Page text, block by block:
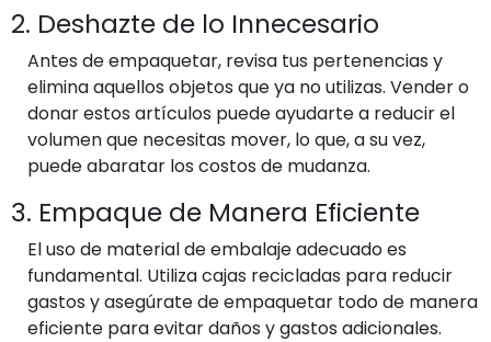
2. Deshazte de lo Innecesario
Antes de empaquetar, revisa tus pertenencias y
elimina aquellos objetos que ya no utilizas. Vender o
donar estos artículos puede ayudarte a reducir el
volumen que necesitas mover, lo que, a su vez,
puede abaratar los costos de mudanza.
3. Empaque de Manera Eficiente
El uso de material de embalaje adecuado es
fundamental. Utiliza cajas recicladas para reducir
gastos y asegúrate de empaquetar todo de manera
eficiente para evitar daños y gastos adicionales.